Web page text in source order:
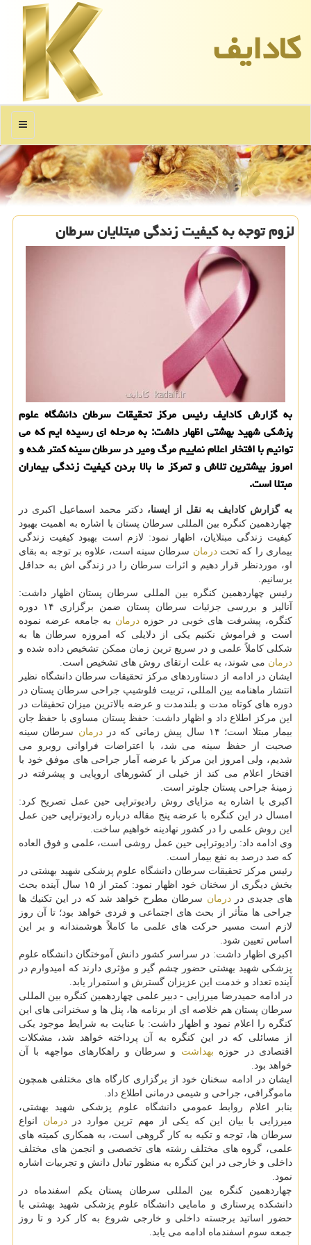
كادایف
منو
لزوم توجه به كیفیت زندگی مبتلایان سرطان
به گزارش كادایف رئیس مركز تحقیقات سرطان دانشگاه علوم
پزشكی شهید بهشتی اظهار داشت: به مرحله ای رسیده ایم كه می
توانیم با افتخار اعلام نماییم مرگ ومیر در سرطان سینه كمتر شده و
امروز بیشترین تلاش و تمركز ما بالا بردن كیفیت زندگی بیماران
مبتلا است.
به گزارش كادایف به نقل از ایسنا، دكتر محمد اسماعیل اكبری در
چهاردهمین كنگره بین المللی سرطان پستان با اشاره به اهمیت بهبود
كیفیت زندگی مبتلایان، اظهار نمود: لازم است بهبود كیفیت زندگی
بیماری را كه تحتدرمان سرطان سینه است، علاوه بر توجه به بقای
او، موردنظر قرار دهیم و اثرات سرطان را در زندگی اش به حداقل
برسانیم.
رئیس چهاردهمین كنگره بین المللی سرطان پستان اظهار داشت:
آنالیز و بررسی جزئیات سرطان پستان ضمن برگزاری ۱۴ دوره
كنگره، پیشرفت های خوبی در حوزه درمان به جامعه عرضه نموده
است و فراموش نكنیم یكی از دلایلی كه امروزه سرطان ها به
شكلی كاملاً علمی و در سریع ترین زمان ممكن تشخیص داده شده و
درمان می شوند، به علت ارتقای روش های تشخیص است.
ایشان در ادامه از دستاوردهای مركز تحقیقات سرطان دانشگاه نظیر
انتشار ماهنامه بین المللی، تربیت فلوشیپ جراحی سرطان پستان در
دوره های كوتاه مدت و بلندمدت و عرضه بالاترین میزان تحقیقات در
این مركز اطلاع داد و اظهار داشت: حفظ پستان مساوی با حفظ جان
بیمار مبتلا است؛ ۱۴ سال پیش زمانی كه در
درمان سرطان سینه
صحبت از حفظ سینه می شد، با اعتراضات فراوانی روبرو می
شدیم، ولی امروز این مركز با عرضه آمار جراحی های موفق خود با
افتخار اعلام می كند از خیلی از كشورهای اروپایی و پیشرفته در
زمینهٔ جراحی پستان جلوتر است.
اكبری با اشاره به مزایای روش رادیوتراپی حین عمل تصریح كرد:
امسال در این كنگره با عرضه پنج مقاله درباره رادیوتراپی حین عمل
این روش علمی را در كشور نهادینه خواهیم ساخت.
وی ادامه داد: رادیوتراپی حین عمل روشی است، علمی و فوق العاده
كه صد درصد به نفع بیمار است.
رئیس مركز تحقیقات سرطان دانشگاه علوم پزشكی شهید بهشتی در
بخش دیگری از سخنان خود اظهار نمود: كمتر از ۱۵ سال آینده بحث
های جدیدی دردرمان سرطان مطرح خواهد شد كه در این تكنیك ها
جراحی ها متأثر از بحث های اجتماعی و فردی خواهد بود؛ تا آن روز
لازم است مسیر حركت های علمی ما كاملاً هوشمندانه و بر این
اساس تعیین شود.
اكبری اظهار داشت: در سراسر كشور دانش آموختگان دانشگاه علوم
پزشكی شهید بهشتی حضور چشم گیر و مؤثری دارند كه امیدوارم در
آینده تعداد و خدمت این عزیزان گسترش و استمرار یابد.
در ادامه حمیدرضا میرزایی - دبیر علمی چهاردهمین كنگره بین المللی
سرطان پستان هم خلاصه ای از برنامه ها، پنل ها و سخنرانی های این
كنگره را اعلام نمود و اظهار داشت: با عنایت به شرایط موجود یكی
از مسائلی كه در این كنگره به آن پرداخته خواهد شد، مشكلات
اقتصادی در حوزه بهداشت و سرطان و راهكارهای مواجهه با آن
خواهد بود.
ایشان در ادامه سخنان خود از برگزاری كارگاه های مختلفی همچون
ماموگرافی، جراحی و شیمی درمانی اطلاع داد.
بنابر اعلام روابط عمومی دانشگاه علوم پزشكی شهید بهشتی،
میرزایی با بیان این كه یكی از مهم ترین موارد دردرمان انواع
سرطان ها، توجه و تكیه به كار گروهی است، به همكاری كمیته های
علمی، گروه های مختلف رشته های تخصصی و انجمن های مختلف
داخلی و خارجی در این كنگره به منظور تبادل دانش و تجربیات اشاره
نمود.
چهاردهمین كنگره بین المللی سرطان پستان یكم اسفندماه در
دانشكده پرستاری و مامایی دانشگاه علوم پزشكی شهید بهشتی با
حضور اساتید برجسته داخلی و خارجی شروع به كار كرد و تا روز
جمعه سوم اسفندماه ادامه می یابد.